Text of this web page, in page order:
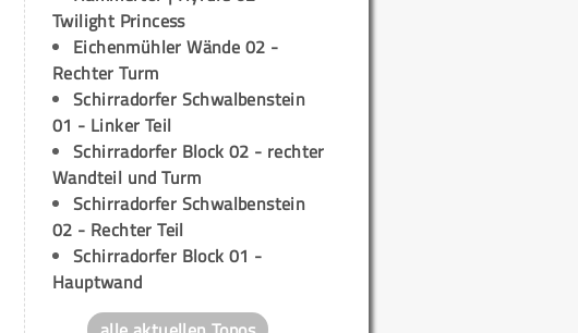
Twilight Princess
Eichenmühler Wände 02 -
Rechter Turm
Schirradorfer Schwalbenstein
01 - Linker Teil
Schirradorfer Block 02 - rechter
Wandteil und Turm
Schirradorfer Schwalbenstein
02 - Rechter Teil
Schirradorfer Block 01 -
Hauptwand